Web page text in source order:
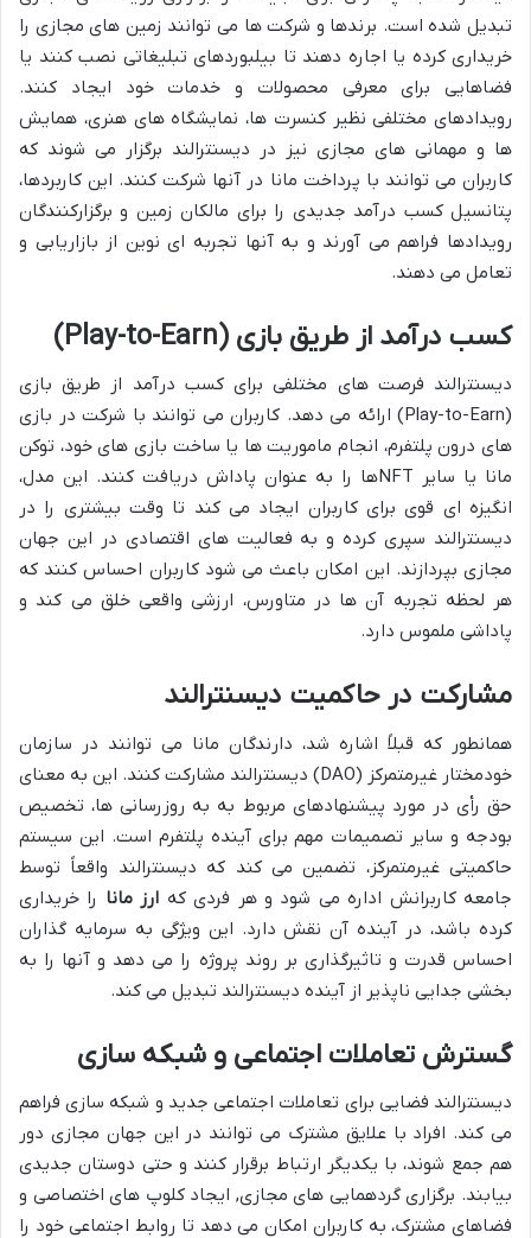
تبدیل شده است. برندها و شرکت ها می توانند زمین های مجازی را
خریداری کرده یا اجاره دهند تا بیلبوردهای تبلیغاتی نصب کنند یا
فضاهایی برای معرفی محصولات و خدمات خود ایجاد کنند.
رویدادهای مختلفی نظیر کنسرت ها، نمایشگاه های هنری، همایش
ها و مهمانی های مجازی نیز در دیسنترالند برگزار می شوند که
کاربران می توانند با پرداخت مانا در آنها شرکت کنند. این کاربردها،
پتانسیل کسب درآمد جدیدی را برای مالکان زمین و برگزارکنندگان
رویدادها فراهم می آورند و به آنها تجربه ای نوین از بازاریابی و
تعامل می دهند.
کسب درآمد از طریق بازی (Play-to-Earn)
دیسنترالند فرصت های مختلفی برای کسب درآمد از طریق بازی
(Play-to-Earn) ارائه می دهد. کاربران می توانند با شرکت در بازی
های درون پلتفرم، انجام ماموریت ها یا ساخت بازی های خود، توکن
مانا یا سایر NFTها را به عنوان پاداش دریافت کنند. این مدل،
انگیزه ای قوی برای کاربران ایجاد می کند تا وقت بیشتری را در
دیسنترالند سپری کرده و به فعالیت های اقتصادی در این جهان
مجازی بپردازند. این امکان باعث می شود کاربران احساس کنند که
هر لحظه تجربه آن ها در متاورس، ارزشی واقعی خلق می کند و
پاداشی ملموس دارد.
مشارکت در حاکمیت دیسنترالند
همانطور که قبلاً اشاره شد، دارندگان مانا می توانند در سازمان
خودمختار غیرمتمرکز (DAO) دیسنترالند مشارکت کنند. این به معنای
حق رأی در مورد پیشنهادهای مربوط به به روزرسانی ها، تخصیص
بودجه و سایر تصمیمات مهم برای آینده پلتفرم است. این سیستم
حاکمیتی غیرمتمرکز، تضمین می کند که دیسنترالند واقعاً توسط
جامعه کاربرانش اداره می شود و هر فردی که ارز مانا را خریداری
کرده باشد، در آینده آن نقش دارد. این ویژگی به سرمایه گذاران
احساس قدرت و تاثیرگذاری بر روند پروژه را می دهد و آنها را به
بخشی جدایی ناپذیر از آینده دیسنترالند تبدیل می کند.
گسترش تعاملات اجتماعی و شبکه سازی
دیسنترالند فضایی برای تعاملات اجتماعی جدید و شبکه سازی فراهم
می کند. افراد با علایق مشترک می توانند در این جهان مجازی دور
هم جمع شوند، با یکدیگر ارتباط برقرار کنند و حتی دوستان جدیدی
بیابند. برگزاری گردهمایی های مجازی, ایجاد کلوپ های اختصاصی و
فضاهای مشترک، به کاربران امکان می دهد تا روابط اجتماعی خود را